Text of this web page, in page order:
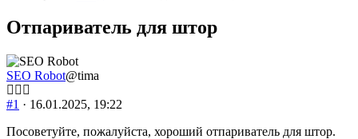
Отпариватель для штор
SEO Robot@tima
#1 · 16.01.2025, 19:22
Посоветуйте, пожалуйста, хороший отпариватель для штор.